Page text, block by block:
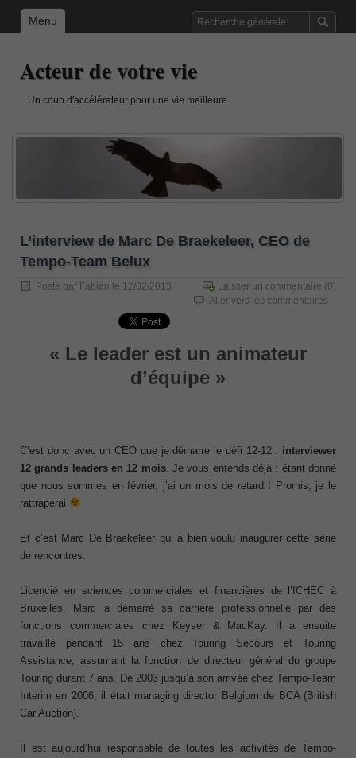
Menu
Acteur de votre vie
Un coup d'accélérateur pour une vie meilleure
L’interview de Marc De Braekeleer, CEO de
Tempo-Team Belux
Posté par Fabian le 12/02/2013 Laisser un commentaire (0)
Aller vers les commentaires
« Le leader est un animateur
d’équipe »
C’est donc avec un CEO que je démarre le défi 12-12 : interviewer
12 grands leaders en 12 mois. Je vous entends déjà : étant donné
que nous sommes en février, j’ai un mois de retard ! Promis, je le
rattraperai
Et c’est Marc De Braekeleer qui a bien voulu inaugurer cette série
de rencontres.
Licencié en sciences commerciales et financières de l’ICHEC à
Bruxelles, Marc a démarré sa carrière professionnelle par des
fonctions commerciales chez Keyser & MacKay. Il a ensuite
travaillé pendant 15 ans chez Touring Secours et Touring
Assistance, assumant la fonction de directeur général du groupe
Touring durant 7 ans. De 2003 jusqu’à son arrivée chez Tempo-Team
Interim en 2006, il était managing director Belgium de BCA (British
Car Auction).
Il est aujourd’hui responsable de toutes les activités de Tempo-